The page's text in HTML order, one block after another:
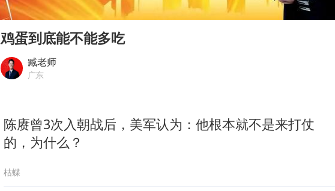
女子网购名牌包发现是自己丢的那只
女儿为争财产堵门阻挠父亲出殡
多个明星演唱会取消
Play
00:00
鸡蛋到底能不能多吃
臧老师
广东
陈赓曾3次入朝战后，美军认为：他根本就不是来打仗
的，为什么？
枯蝶